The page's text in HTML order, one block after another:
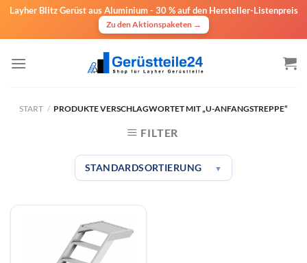
Layher Blitz Gerüst aus Aluminium - 30 % auf den Hersteller-Listenpreis
Zu den Aktionspaketen →
Inhalt
START / PRODUKTE VERSCHLAGWORTET MIT „U-ANFANGSTREPPE“
FILTER
STANDARDSORTIERUNG ▼